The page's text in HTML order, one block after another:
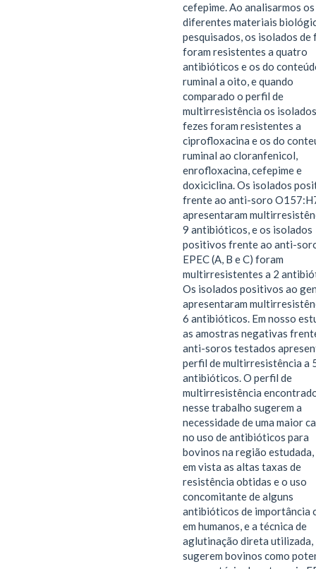
cefepime. Ao analisarmos os
diferentes materiais
pesquisados, os isolados de
foram resistentes a quatro
antibióticos e os do
ruminal a oito, e quando
comparado o perfil de
multirresistência os
fezes foram resistentes a
ciprofloxacina e os do
ruminal ao cloranfenicol,
enrofloxacina, cefepime e
doxiciclina. Os isolados
frente ao anti-soro
apresentaram
9 antibióticos, e os isolados
positivos frente ao anti-
EPEC (A, B e C) foram
multirresistentes a 2
Os isolados positivos ao
apresentaram
6 antibióticos. Em nosso
as amostras negativas
anti-soros testados
perfil de multirresistência a
antibióticos. O perfil de
multirresistência
nesse trabalho sugerem a
necessidade de uma maior
no uso de antibióticos para
bovinos na região
em vista as altas taxas de
resistência obtidas e o uso
concomitante de alguns
antibióticos de importância
em humanos, e a técnica de
aglutinação direta utilizada,
sugerem bovinos como